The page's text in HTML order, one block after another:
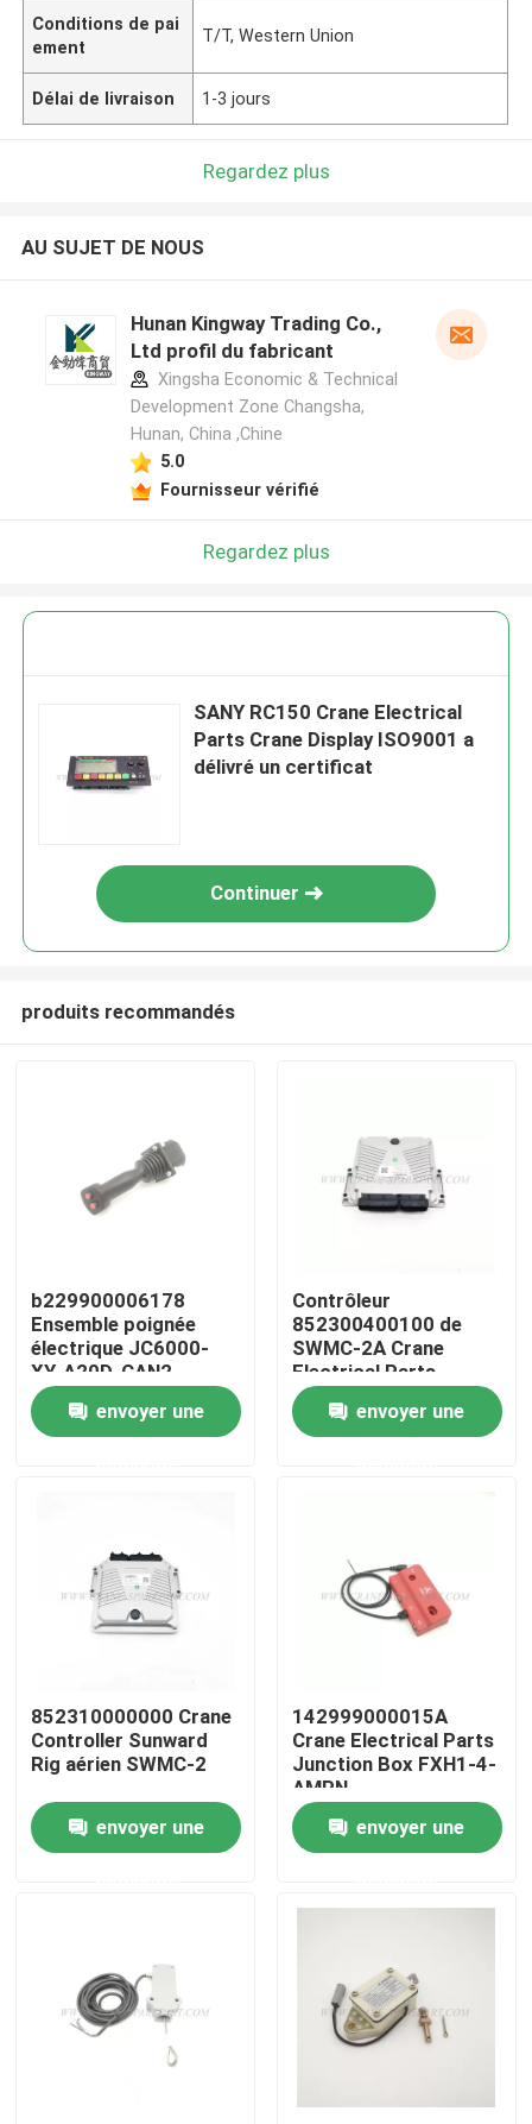
Aperçu
A propos de nous
Contrôle de la qualité
Contact
Demande de soumission
Pièces de rechange de grue
Conditions de pai
ement
T/T, Western Union
Délai de livraison 1-3 jours
Regardez plus
AU SUJET DE NOUS
Hunan Kingway Trading Co.,
Ltd profil du fabricant
Xingsha Economic & Technical
Development Zone Changsha,
Hunan, China ,Chine
5.0
Fournisseur vérifié
Regardez plus
SANY RC150 Crane Electrical
Parts Crane Display ISO9001 a
délivré un certificat
Continuer
produits recommandés
b229900006178
Ensemble poignée
électrique JC6000-
XY-A20D-CAN2
envoyer une
Contrôleur
852300400100 de
SWMC-2A Crane
Electrical Parts
Sunward Rig
envoyer une
852310000000 Crane
Controller Sunward
Rig aérien SWMC-2
envoyer une
142999000015A
Crane Electrical Parts
Junction Box FXH1-4-
AMPN
envoyer une